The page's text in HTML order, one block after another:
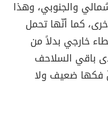
والجنوبي، وهذا
كما أنّها تحمل
خارجي بدلاً من
باقي السلاحف
فكها ضعيف ولا